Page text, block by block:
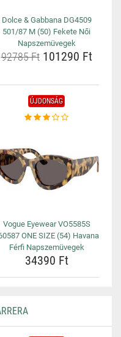
Dolce & Gabbana DG4509
501/87 M (50) Fekete Női
Napszemüvegek
92785 Ft101290 Ft
ÚJDONSÁG
Vogue Eyewear VO5585S
ONE SIZE (54) Havana
Férfi Napszemüvegek
34390 Ft